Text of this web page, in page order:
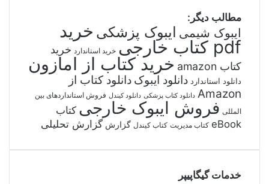
مطالب دیگر:
ایبوک شیمی ایبوک پزشکی خرید
pdf کتاب خارجی خرید استاندارد خرید
کتاب amazon
خرید کتاب از امازون
دانلود استاندارد دانلود ایبوک دانلود کتاب از
Amazon دانلود کتاب پزشکی دانلود کیندل فروش استانداردهای بین
المللی فروش ایبوک خارجی کتاب
eBook کتاب مدیریت کتاب کیندل گزارش گزارش تحلیلی
خدمات گیگاپیپر